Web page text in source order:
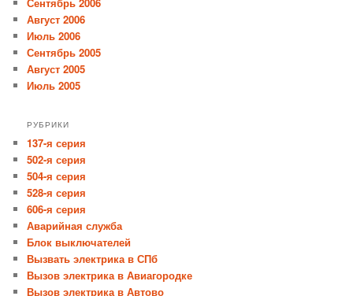
Август 2006
Июль 2006
Сентябрь 2005
Август 2005
Июль 2005
РУБРИКИ
137-я серия
502-я серия
504-я серия
528-я серия
606-я серия
Аварийная служба
Блок выключателей
Вызвать электрика в СПб
Вызов электрика в Авиагородке
Вызов электрика в Автово